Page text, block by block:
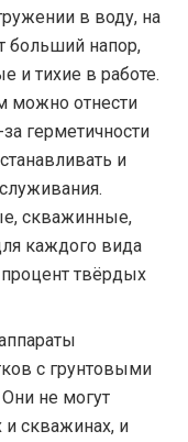
в воду, на
больший напор,
и тихие в работе.
можно отнести
герметичности
и
скважинные,
каждого вида
твёрдых
с грунтовыми
не могут
и скважинах, и